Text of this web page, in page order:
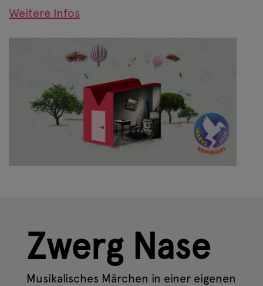
Weitere Infos
Zwerg Nase
Musikalisches Märchen in einer eigenen